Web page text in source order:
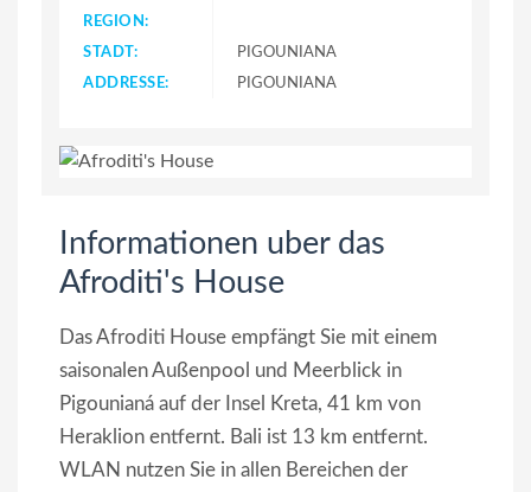
REGION:
STADT:
PIGOUNIANA
ADDRESSE:
PIGOUNIANA
Informationen uber das
Afroditi's House
Das Afroditi House empfängt Sie mit einem
saisonalen Außenpool und Meerblick in
Pigounianá auf der Insel Kreta, 41 km von
Heraklion entfernt. Bali ist 13 km entfernt.
WLAN nutzen Sie in allen Bereichen der